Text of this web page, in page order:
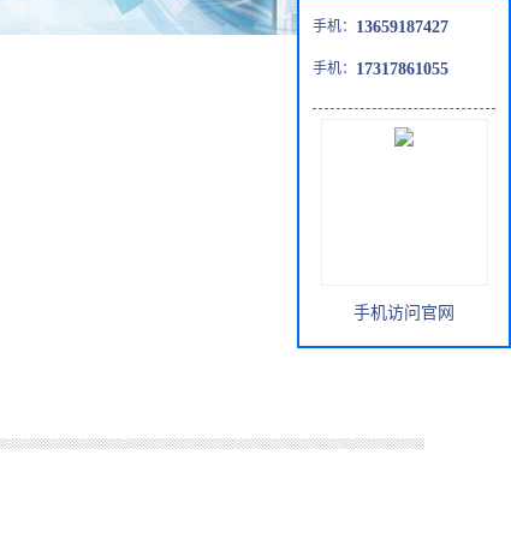
手机： 13659187427
手机： 17317861055
手机访问官网